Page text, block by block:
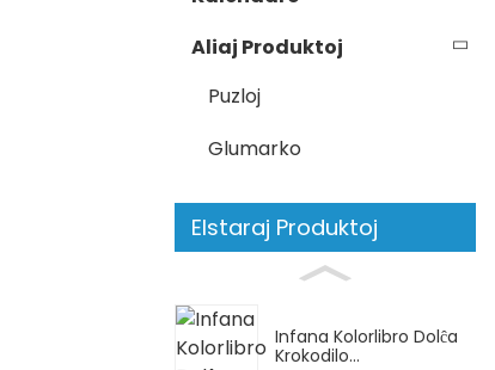
Aliaj Produktoj
Puzloj
Glumarko
Elstaraj Produktoj
Infana Kolorlibro Dolĉa
Krokodilo...